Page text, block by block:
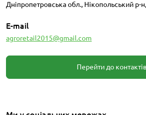
Дніпропетровська обл., Нікопольський р-
E-mail
agroretail2015@gmail.com
Перейти до контактів